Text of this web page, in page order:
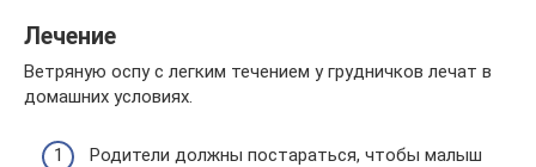
Лечение
Ветряную оспу с легким течением у грудничков лечат в
домашних условиях.
Родители должны постараться, чтобы малыш